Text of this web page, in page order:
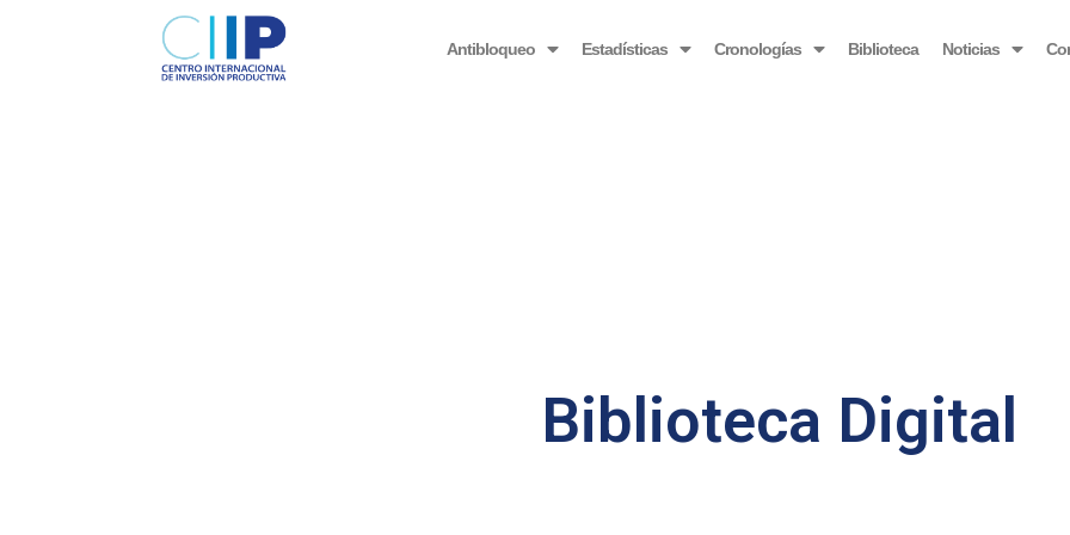
Antibloqueo Estadísticas Cronologías Biblioteca Noticias
Biblioteca Digital